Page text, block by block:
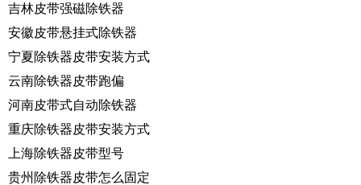
吉林皮带强磁除铁器
安徽皮带悬挂式除铁器
宁夏除铁器皮带安装方式
云南除铁器皮带跑偏
河南皮带式自动除铁器
重庆除铁器皮带安装方式
上海除铁器皮带型号
贵州除铁器皮带怎么固定